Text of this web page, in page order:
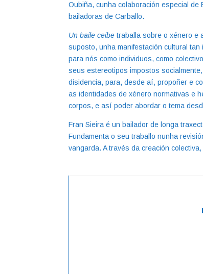
Oubiña, cunha colaboración especial
bailadoras de Carballo.
Un baile ceibe traballa sobre o xénero e
suposto, unha manifestación cultural
para nós como individuos, como
seus estereotipos impostos
disidencia, para, desde aí, propoñer e
as identidades de xénero normativas e
corpos, e así poder abordar o tema
Fran Sieira é un bailador de longa
Fundamenta o seu traballo nunha
vangarda. A través da creación